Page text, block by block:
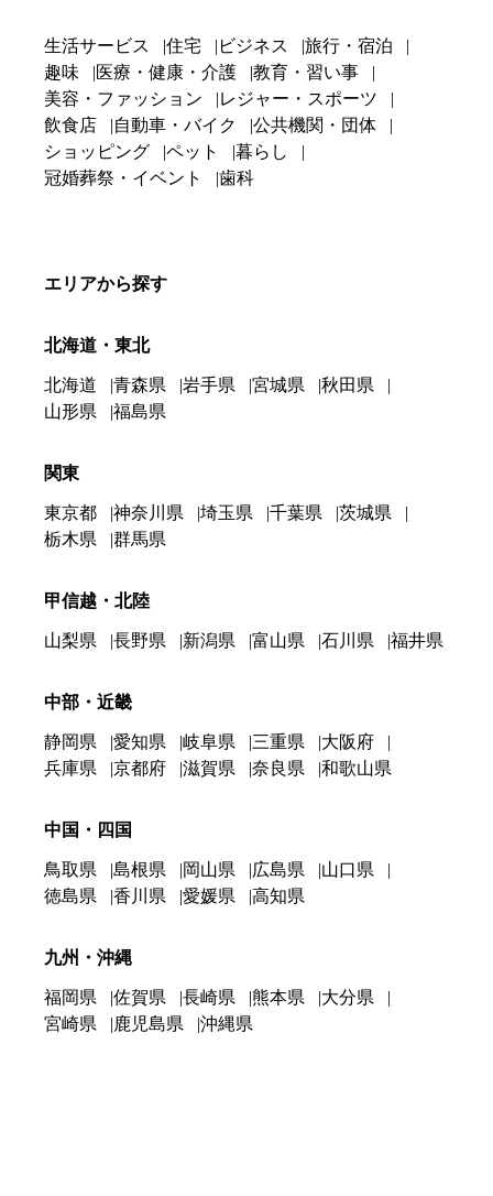
生活サービス 住宅 ビジネス
旅行・宿泊
趣味
医療・健康・介護
教育・習い事
美容・ファッション
レジャー・スポーツ
飲食店
自動車・バイク
公共機関・団体
ショッピング
ペット
暮らし
冠婚葬祭・イベント
歯科
エリアから探す
北海道・東北
北海道 青森県 岩手県 宮城県
秋田県
山形県
福島県
関東
東京都 神奈川県 埼玉県 千葉県
茨城県
栃木県
群馬県
甲信越・北陸
山梨県 長野県 新潟県 富山県 石川県 福井県
中部・近畿
静岡県 愛知県 岐阜県 三重県
大阪府
兵庫県
京都府 滋賀県 奈良県 和歌山県
中国・四国
鳥取県 島根県 岡山県 広島県
山口県
徳島県
香川県 愛媛県 高知県
九州・沖縄
福岡県 佐賀県 長崎県 熊本県
大分県
宮崎県
鹿児島県 沖縄県